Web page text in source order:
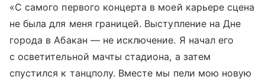
«С самого первого концерта в моей карьере сцена
не была для меня границей. Выступление на Дне
города в Абакан — не исключение. Я начал его
с осветительной мачты стадиона, а затем
спустился к танцполу. Вместе мы пели мою новую